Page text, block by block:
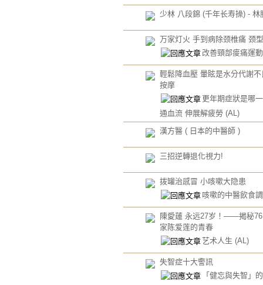
少林 八段錦 (千年长寿操) - 林
万家灯火 手到病除颈椎痛 颈
改善頸部痠痛運
輕鬆降血壓 暈眩是水分代謝
按摩
更年期症狀是哪
通血流 伸展解疲勞 (AL)
漢方醫 ( 日本的中醫師 )
三招逆轉退化視力!
拨罐治感冒 小咳嗽大隐患
咳嗽的中醫飲食
陳愛蓮 永远27岁！——揭秘
家陈爱莲的青春
艺术人生 (AL)
失智症十大警訊
「健忘與失智」